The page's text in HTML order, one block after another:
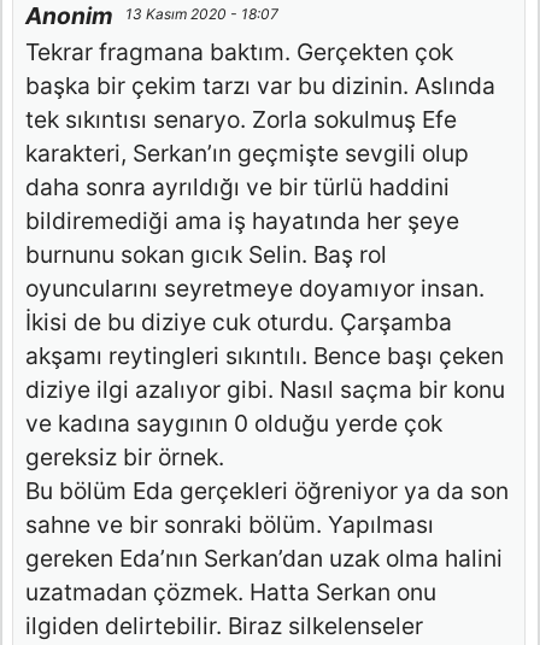
Anonim 13 Kasım 2020 - 18:07
Tekrar fragmana baktım. Gerçekten çok
başka bir çekim tarzı var bu dizinin. Aslında
tek sıkıntısı senaryo. Zorla sokulmuş Efe
karakteri, Serkan’ın geçmişte sevgili olup
daha sonra ayrıldığı ve bir türlü haddini
bildiremediği ama iş hayatında her şeye
burnunu sokan gıcık Selin. Baş rol
oyuncularını seyretmeye doyamıyor insan.
İkisi de bu diziye cuk oturdu. Çarşamba
akşamı reytingleri sıkıntılı. Bence başı çeken
diziye ilgi azalıyor gibi. Nasıl saçma bir konu
ve kadına saygının 0 olduğu yerde çok
gereksiz bir örnek.
Bu bölüm Eda gerçekleri öğreniyor ya da son
sahne ve bir sonraki bölüm. Yapılması
gereken Eda’nın Serkan’dan uzak olma halini
uzatmadan çözmek. Hatta Serkan onu
ilgiden delirtebilir. Biraz silkelenseler